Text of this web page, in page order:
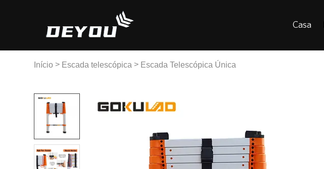
Casa
Início > Escada telescópica > Escada Telescópica Única